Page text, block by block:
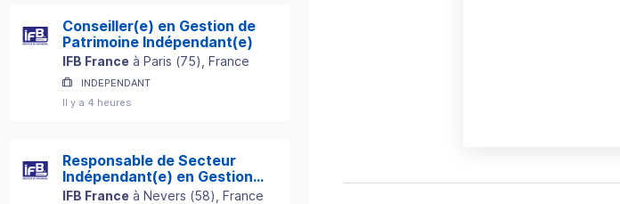
Conseiller(e) en Gestion de
Patrimoine Indépendant(e)
IFB France à Paris (75) , France
INDEPENDANT
Il y a 4 heures
Responsable de Secteur
Indépendant(e) en Gestion
de Patrimoine
IFB France à Nevers (58) , France